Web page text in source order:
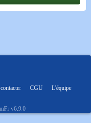
CGU
L'équipe
v6.9.0